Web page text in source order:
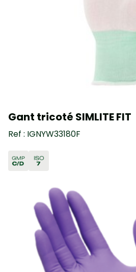
Gant tricoté SIMLITE FIT
Ref : IGNYW33180F